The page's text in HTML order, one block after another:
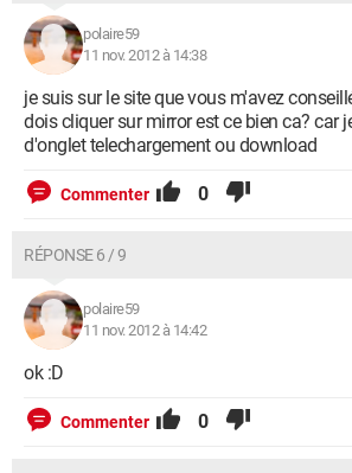
polaire59
11 nov. 2012 à 14:38
je suis sur le site que vous m'avez
dois cliquer sur mirror est ce bien ca? car
d'onglet telechargement ou download
Commenter 0
RÉPONSE 6 / 9
polaire59
11 nov. 2012 à 14:42
ok :D
Commenter 0